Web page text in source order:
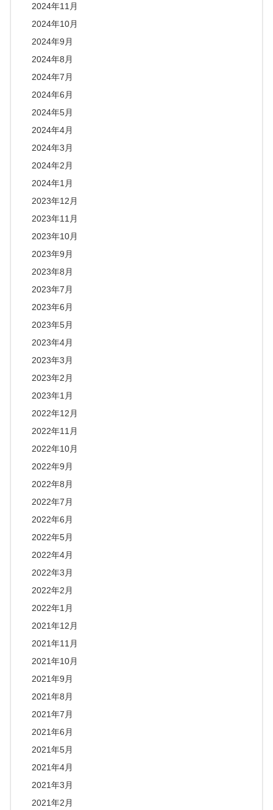
2024年11月
2024年10月
2024年9月
2024年8月
2024年7月
2024年6月
2024年5月
2024年4月
2024年3月
2024年2月
2024年1月
2023年12月
2023年11月
2023年10月
2023年9月
2023年8月
2023年7月
2023年6月
2023年5月
2023年4月
2023年3月
2023年2月
2023年1月
2022年12月
2022年11月
2022年10月
2022年9月
2022年8月
2022年7月
2022年6月
2022年5月
2022年4月
2022年3月
2022年2月
2022年1月
2021年12月
2021年11月
2021年10月
2021年9月
2021年8月
2021年7月
2021年6月
2021年5月
2021年4月
2021年3月
2021年2月